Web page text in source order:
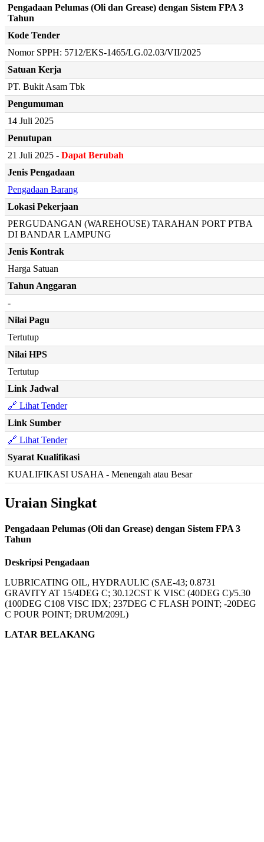
Pengadaan Pelumas (Oli dan Grease) dengan Sistem FPA 3
Tahun
Kode Tender
Nomor SPPH: 5712/EKS-1465/LG.02.03/VII/2025
Satuan Kerja
PT. Bukit Asam Tbk
Pengumuman
14 Juli 2025
Penutupan
21 Juli 2025 - Dapat Berubah
Jenis Pengadaan
Pengadaan Barang
Lokasi Pekerjaan
PERGUDANGAN (WAREHOUSE) TARAHAN PORT PTBA
DI BANDAR LAMPUNG
Jenis Kontrak
Harga Satuan
Tahun Anggaran
-
Nilai Pagu
Tertutup
Nilai HPS
Tertutup
Link Jadwal
🔗 Lihat Tender
Link Sumber
🔗 Lihat Tender
Syarat Kualifikasi
KUALIFIKASI USAHA - Menengah atau Besar
Uraian Singkat
Pengadaan Pelumas (Oli dan Grease) dengan Sistem FPA 3
Tahun
Deskripsi Pengadaan
LUBRICATING OIL, HYDRAULIC (SAE-43; 0.8731
GRAVITY AT 15/4DEG C; 30.12CST K VISC (40DEG C)/5.30
(100DEG C108 VISC IDX; 237DEG C FLASH POINT; -20DEG
C POUR POINT; DRUM/209L)
LATAR BELAKANG